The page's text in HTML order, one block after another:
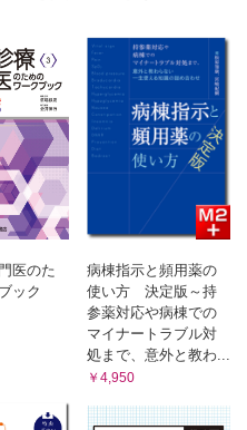
味のある人はどれくらいいる
病予防
のヘルスプロモーションがで
何か怖い病気？（よくわかん
ロールが悪くなったのだろ
医のた
ック
病棟指示と頻用薬の
使い方 決定版～持
参薬対応や病棟での
マイナートラブル対
処まで、意外と教わ...
￥4,950